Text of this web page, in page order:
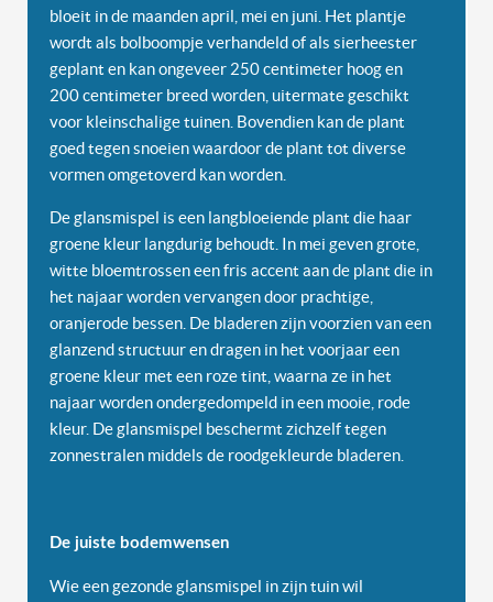
bloeit in de maanden april, mei en juni. Het plantje
wordt als bolboompje verhandeld of als sierheester
geplant en kan ongeveer 250 centimeter hoog en
200 centimeter breed worden, uitermate geschikt
voor kleinschalige tuinen. Bovendien kan de plant
goed tegen snoeien waardoor de plant tot diverse
vormen omgetoverd kan worden.
De glansmispel is een langbloeiende plant die haar
groene kleur langdurig behoudt. In mei geven grote,
witte bloemtrossen een fris accent aan de plant die in
het najaar worden vervangen door prachtige,
oranjerode bessen. De bladeren zijn voorzien van een
glanzend structuur en dragen in het voorjaar een
groene kleur met een roze tint, waarna ze in het
najaar worden ondergedompeld in een mooie, rode
kleur. De glansmispel beschermt zichzelf tegen
zonnestralen middels de roodgekleurde bladeren.
De juiste bodemwensen
Wie een gezonde glansmispel in zijn tuin wil